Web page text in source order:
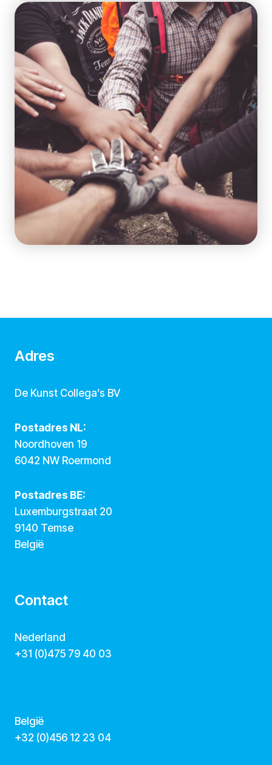
Adres
De Kunst Collega’s BV
Postadres NL:
Noordhoven 19
6042 NW Roermond
Postadres BE:
Luxemburgstraat 20
9140 Temse
België
Contact
Nederland
+31 (0)475 79 40 03
België
‭+32 (0)456 12 23 04‬